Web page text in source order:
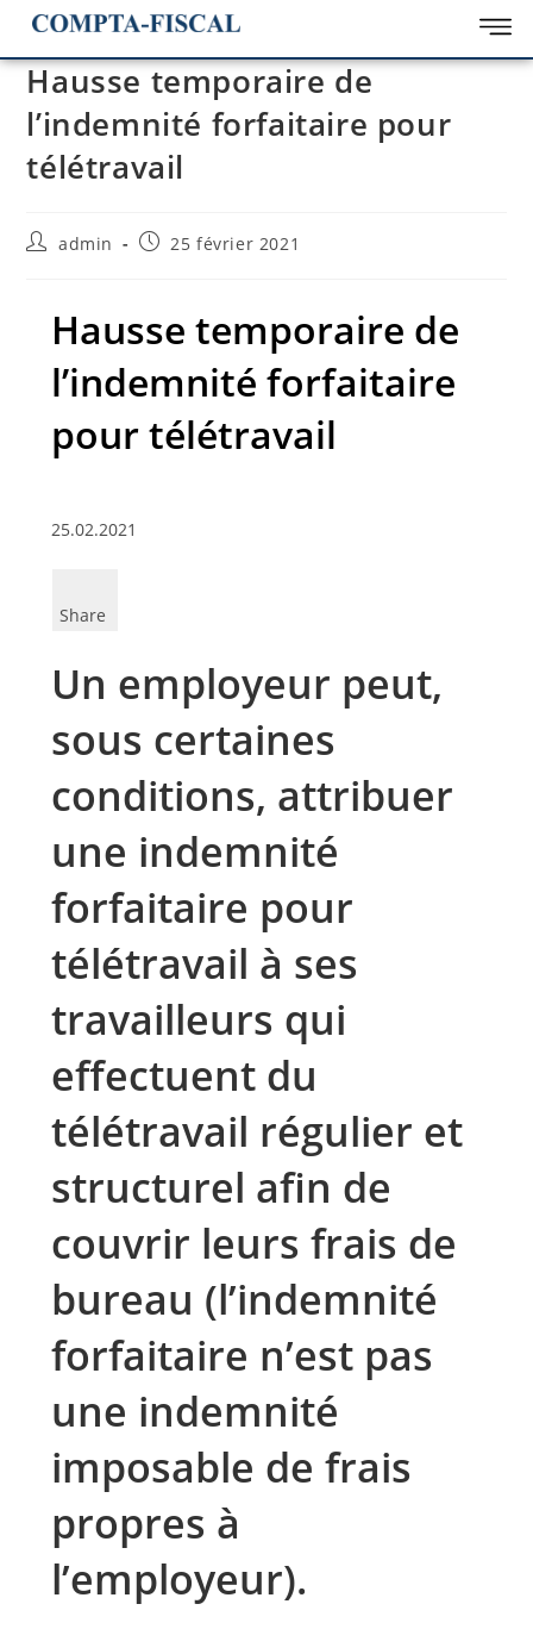
Hausse temporaire de
l’indemnité forfaitaire pour
télétravail
admin 25 février 2021
Hausse temporaire de
l’indemnité forfaitaire
pour télétravail
25.02.2021
Share
Un employeur peut,
sous certaines
conditions, attribuer
une indemnité
forfaitaire pour
télétravail à ses
travailleurs qui
effectuent du
télétravail régulier et
structurel afin de
couvrir leurs frais de
bureau (l’indemnité
forfaitaire n’est pas
une indemnité
imposable de frais
propres à
l’employeur).